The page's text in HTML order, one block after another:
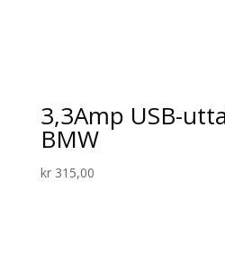
3,3Amp USB-
BMW
kr315,00